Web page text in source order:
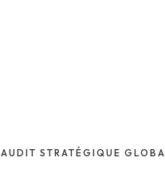
AUDIT STRATÉGIQUE